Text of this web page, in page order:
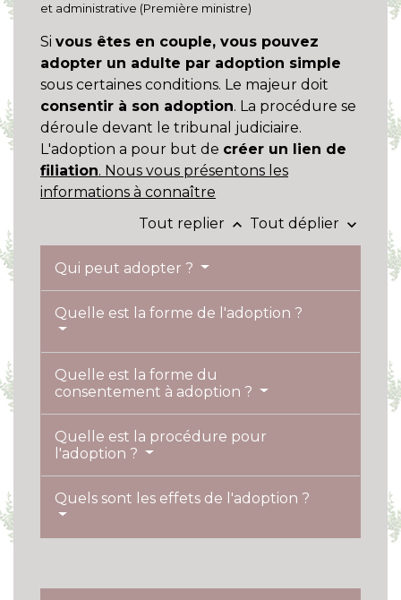
et administrative (Première ministre)
Si vous êtes en couple, vous pouvez
adopter un adulte par adoption simple
sous certaines conditions. Le majeur doit
consentir à son adoption. La procédure se
déroule devant le tribunal judiciaire.
L'adoption a pour but de créer un lien de
filiation. Nous vous présentons les
informations à connaître
Tout replier keyboard_arrow_up Tout déplier keyboard_arrow_down
Qui peut adopter ?
Quelle est la forme de l'adoption ?
Quelle est la forme du
consentement à adoption ?
Quelle est la procédure pour
l'adoption ?
Quels sont les effets de l'adoption ?